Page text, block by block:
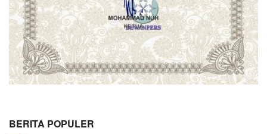
BERITA POPULER